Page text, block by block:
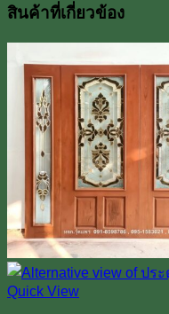
สินค้าที่เกี่ยวข้อง
Quick View